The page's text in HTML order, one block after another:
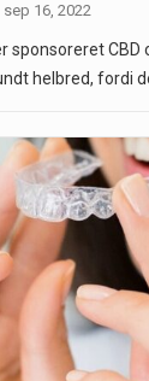
sep 16, 2022
sponsoreret CBD
helbred, fordi